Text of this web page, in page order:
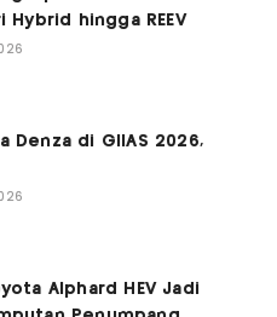
Hybrid hingga REEV
Denza di GIIAS 2026,
Alphard HEV Jadi